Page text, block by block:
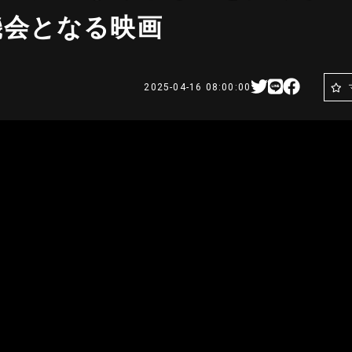
となる映画
2025-04-16 08:00:00